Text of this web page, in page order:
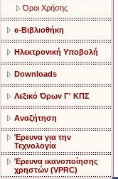
Όροι Χρήσης
e-Βιβλιοθήκη
Ηλεκτρονική Υποβολή
Downloads
Λεξικό Όρων Γ' ΚΠΣ
Αναζήτηση
Έρευνα για την
Τεχνολογία
Έρευνα ικανοποίησης
χρηστών (VPRC)